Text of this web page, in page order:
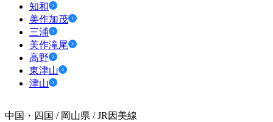
知和
美作加茂
三浦
美作滝尾
高野
東津山
津山
中国・四国 / 岡山県 / JR因美線